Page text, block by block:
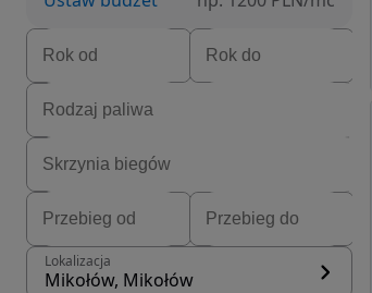
Lokalizacja
Mikołów, Mikołów